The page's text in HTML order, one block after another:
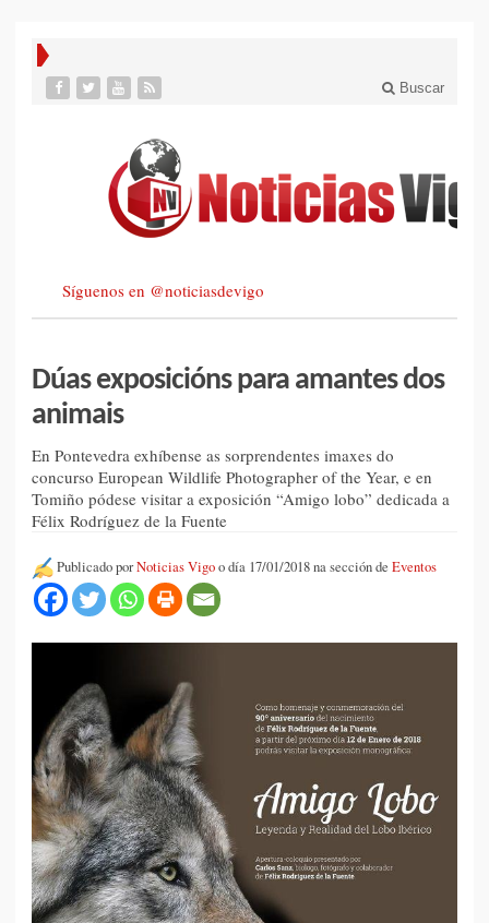
Buscar
Síguenos en @noticiasdevigo
Dúas exposicións para amantes dos
animais
En Pontevedra exhíbense as sorprendentes imaxes do
concurso European Wildlife Photographer of the Year, e en
Tomiño pódese visitar a exposición “Amigo lobo” dedicada a
Félix Rodríguez de la Fuente
Publicado porNoticias Vigoo día 17/01/2018 na sección de Eventos